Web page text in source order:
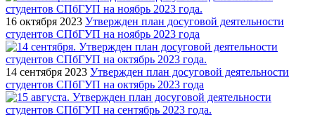
16 октября 2023 Утвержден план досуговой деятельности
студентов СПбГУП на ноябрь 2023 года
14 сентября 2023 Утвержден план досуговой деятельности
студентов СПбГУП на октябрь 2023 года